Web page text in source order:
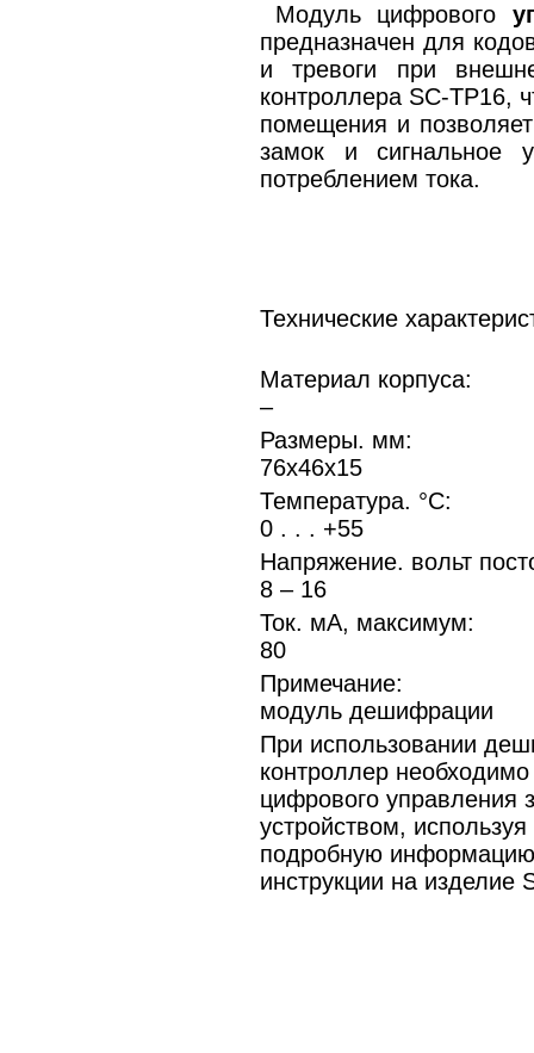
Модуль цифрового
предназначен для
и тревоги при
контроллера SC-TP16,
помещения и
замок и сигнальное
потреблением тока.
Технические
Материал корпуса:
–
Размеры. мм:
76x46x15
Температура. °C:
0 . . . +55
Напряжение. вольт
8 – 16
Ток. мА, максимум:
80
Примечание:
модуль дешифрации
При использовании
контроллер
цифрового управления
устройством,
подробную
инструкции на изделие